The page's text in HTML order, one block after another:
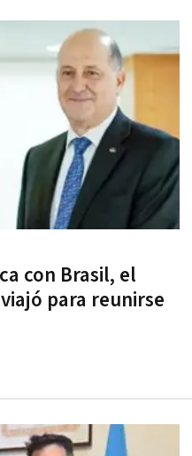
con Brasil, el
para reunirse